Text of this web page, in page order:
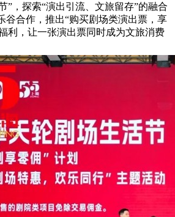
”，探索“演出引流、文旅留存”的融合
谷合作，推出“购买剧场类演出票，享
利，让一张演出票同时成为文旅消费